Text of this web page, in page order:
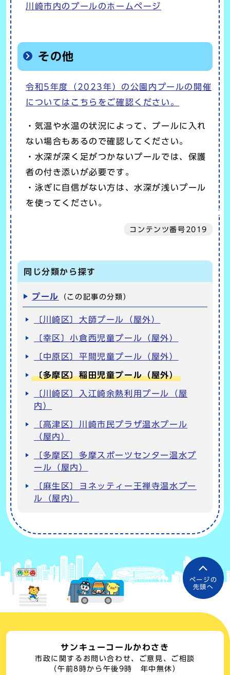
川崎市内のプールのホームページ
その他
令和5年度（2023年）の公園内プールの開催
についてはこちらをご確認ください。
・気温や水温の状況によって、プールに入れ
ない場合もあるので確認してください。
・水深が深く足がつかないプールでは、保護
者の付き添いが必要です。
・泳ぎに自信がない方は、水深が浅いプール
を使ってください。
コンテンツ番号2019
同じ分類から探す
プール （この記事の分類）
〔川崎区〕大師プール（屋外）
〔幸区〕小倉西児童プール（屋外）
〔中原区〕平間児童プール（屋外）
〔多摩区〕稲田児童プール（屋外）
〔川崎区〕入江崎余熱利用プール（屋
内）
〔高津区〕川崎市民プラザ温水プール
（屋内）
〔多摩区〕多摩スポーツセンター温水プ
ール（屋内）
〔麻生区〕ヨネッティー王禅寺温水プー
ル（屋内）
ページの
先頭へ
サンキューコールかわさき
市政に関するお問い合わせ、ご意見、ご相談
（午前8時から午後9時 年中無休）